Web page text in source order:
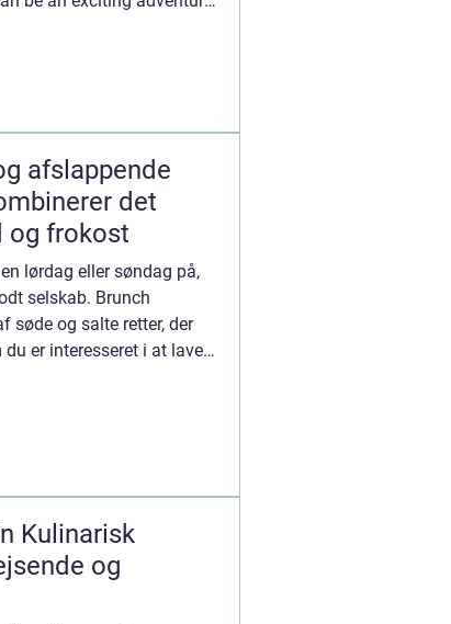
afslappende
det
og frokost
lørdag eller søndag på,
selskab. Brunch
søde og salte retter, der
er interesseret i at lave
Kulinarisk
og